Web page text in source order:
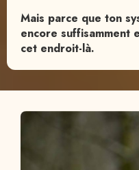
Mais parce que ton
encore suffisamment
cet endroit-là.